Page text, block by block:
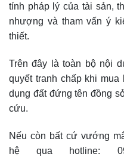
tính pháp lý của tài sản,
nhượng và tham vấn ý
thiết.
Trên đây là toàn bộ nội
quyết tranh chấp khi
dụng đất đứng tên đồng
cứu.
Nếu còn bất cứ vướng
hệ qua hotline: